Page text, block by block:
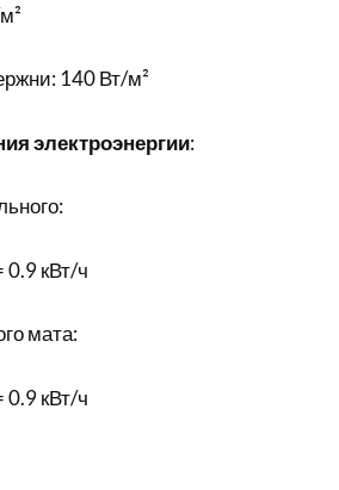
140 Вт/м²
электроэнергии:
0.9 кВт/ч
мата:
0.9 кВт/ч